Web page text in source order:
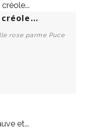
rose parme Puce